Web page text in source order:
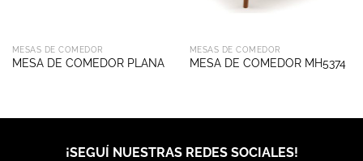
MESAS DE COMEDOR
MESA DE COMEDOR PLANA
MESAS DE COMEDOR
MESA DE COMEDOR MH5374
¡SEGUÍ NUESTRAS REDES SOCIALES!